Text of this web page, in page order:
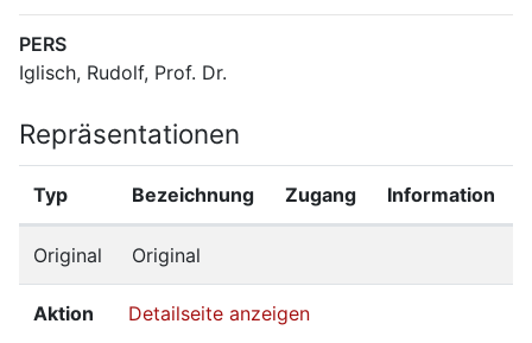
PERS
Iglisch, Rudolf, Prof. Dr.
Repräsentationen
Typ Bezeichnung Zugang Information
Original Original
Aktion Detailseite anzeigen